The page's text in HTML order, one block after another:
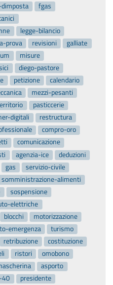
fgas
legge-bilancio
prova revisioni
galliate
misure
diego-pastore
petizione
calendario
mezzi-pesanti
pasticcerie
digitali
restructura
compro-oro
comunicazione
agenzia-ice
deduzioni
gas
servizio-civile
somministrazione-alimenti
sospensione
elettriche
blocchi
motorizzazione
emergenza
turismo
retribuzione
costituzione
ristori
omobono
asporto
40
presidente